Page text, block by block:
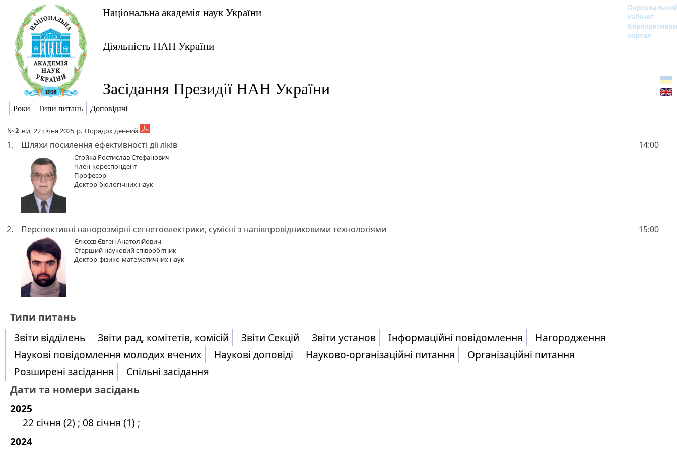
Національна академія наук України
кабінет
портал
Діяльність НАН України
Засідання Президії НАН України
Роки Типи питань Доповідачі
№2 від 22 січня 2025 р. Порядок денний
1. Шляхи посилення ефективності дії ліків 14:00
Стойка Ростислав Стефанович
Член-кореспондент
Професор
Доктор біологічних наук
2. Перспективні нанорозмірні сегнетоелектрики, сумісні з напівпровідниковими технологіями 15:00
Єлісєєв Євген Анатолійович
Старший науковий співробітник
Доктор фізико-математичних наук
​Типи питань
Звіти відділень
Звіти рад, комітетів, комісій Звіти Секцій Звіти установ Інформаційні повідомлення
Нагородження
Наукові повідомлення молодих вчених
Наукові доповіді Науково-організаційні питання
Організаційні питання
Розширені засідання
Спільні засідання
Дати та номери засідань
2025
22 січня (2) ; 08 січня (1) ;
2024